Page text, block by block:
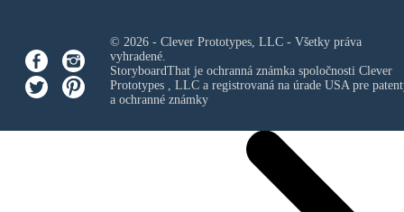
© 2026 - Clever Prototypes, LLC - Všetky práva
vyhradené.
StoryboardThat je ochranná známka spoločnosti Clever
Prototypes , LLCa registrovaná na úrade USA pre
a ochranné známky